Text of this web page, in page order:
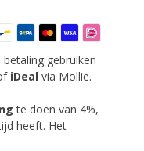
gebruiken
iDeal via Mollie.
te doen van 4%,
heeft. Het